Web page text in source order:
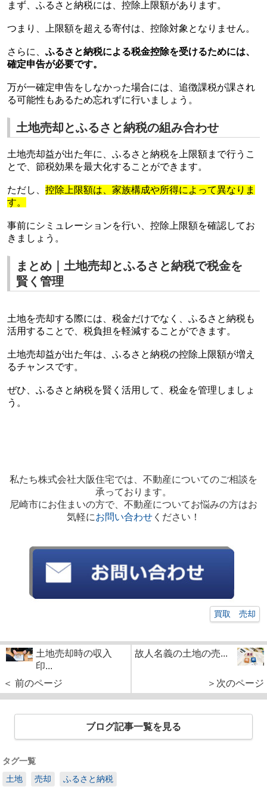
まず、ふるさと納税には、控除上限額があります。
つまり、上限額を超える寄付は、控除対象となりません。
さらに、 ふるさと納税による税金控除を受けるためには、
確定申告が必要です。
万が一確定申告をしなかった場合には、追徴課税が課され
る可能性もあるため忘れずに行いましょう。
土地売却とふるさと納税の組み合わせ
土地売却益が出た年に、ふるさと納税を上限額まで行うこ
とで、節税効果を最大化することができます。
ただし、 控除上限額は、家族構成や所得によって異なりま
す。
事前にシミュレーションを行い、控除上限額を確認してお
きましょう。
まとめ｜土地売却とふるさと納税で税金を
賢く管理
土地を売却する際には、税金だけでなく、ふるさと納税も
活用することで、税負担を軽減することができます。
土地売却益が出た年は、ふるさと納税の控除上限額が増え
るチャンスです。
ぜひ、ふるさと納税を賢く活用して、税金を管理しましょ
う。
私たち株式会社大阪住宅では、不動産についてのご相談を
承っております。
尼崎市にお住まいの方で、不動産についてお悩みの方はお
気軽にお問い合わせ ください！
買取 売却
土地売却時の収入
印...
＜ 前のページ
故人名義の土地の売...
＞次のページ
ブログ記事一覧を見る
タグ一覧
土地
売却 ふるさと納税